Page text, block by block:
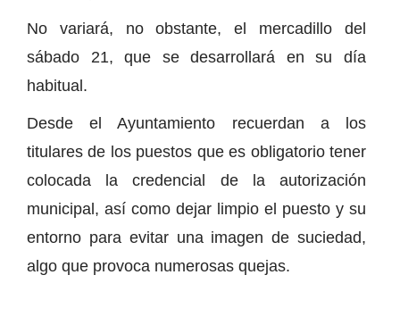
No variará, no obstante, el mercadillo del
sábado 21, que se desarrollará en su día
habitual.
Desde el Ayuntamiento recuerdan a los
titulares de los puestos que es obligatorio tener
colocada la credencial de la autorización
municipal, así como dejar limpio el puesto y su
entorno para evitar una imagen de suciedad,
algo que provoca numerosas quejas.